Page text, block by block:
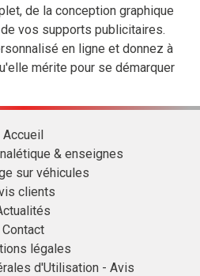
de la conception graphique
vos supports publicitaires.
en ligne et donnez à
mérite pour se démarquer
Accueil
& enseignes
sur véhicules
clients
Contact
légales
d'Utilisation - Avis